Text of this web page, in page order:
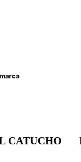
CATUCHO